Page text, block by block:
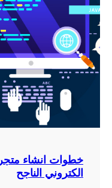
خطوات انشاء متجر
الكتروني الناجح